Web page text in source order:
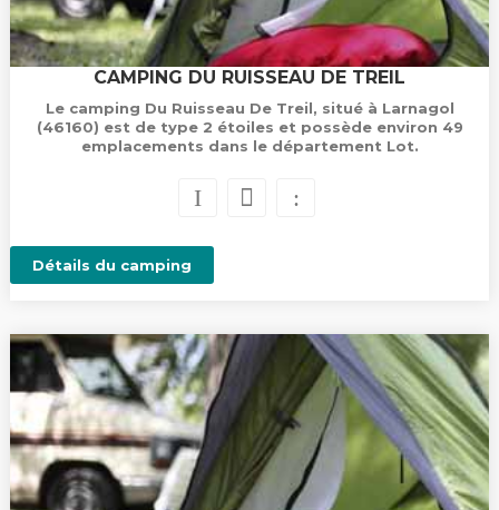
CAMPING DU RUISSEAU DE TREIL
Le camping Du Ruisseau De Treil, situé à Larnagol
(46160) est de type 2 étoiles et possède environ 49
emplacements dans le département Lot.
Détails du camping